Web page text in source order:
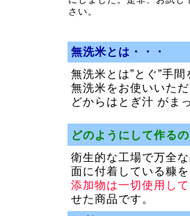
さい。
無洗米とは・・・
無洗米とは”とぐ”手
無洗米をお使いいた
どからはとぎ汁 がま
どのようにして作る
衛生的な工場で万全
面に付着している糠を
添加物は一切使用し
せた商品です。